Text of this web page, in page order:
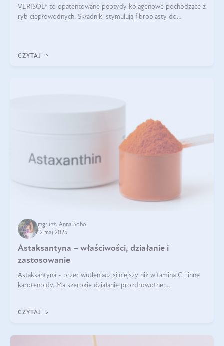
VERISOL® to opatentowane peptydy kolagenowe pochodzące z
ryb ciepłowodnych. Składniki stymulują fibroblasty do
CZYTAJ
mgr inż. Anna Sobol
12 maj 2025
Astaksantyna – właściwości, działanie i
zastosowanie
Astaksantyna - przeciwutleniacz silniejszy niż witamina C i inne
karotenoidy. Ma szerokie działanie prozdrowotne:
CZYTAJ